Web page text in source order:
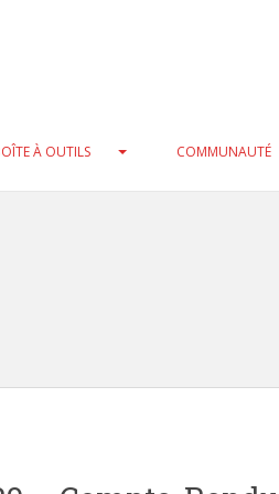
cast instead in
À OUTILS COMMUNAUTÉ